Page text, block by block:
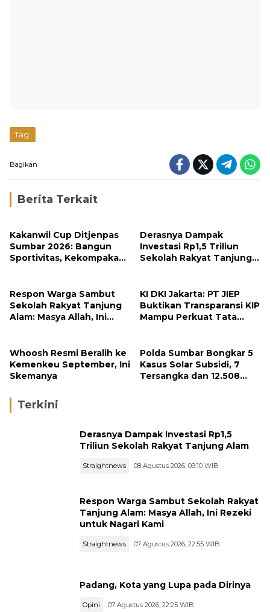
Tag:
Bagikan
Berita Terkait
Kakanwil Cup Ditjenpas
Sumbar 2026: Bangun
Sportivitas, Kekompakan
Derasnya Dampak
Investasi Rp1,5 Triliun
Sekolah Rakyat Tanjung
Respon Warga Sambut
Sekolah Rakyat Tanjung
Alam: Masya Allah, Ini
KI DKI Jakarta: PT JIEP
Buktikan Transparansi KIP
Mampu Perkuat Tata
Whoosh Resmi Beralih ke
Kemenkeu September, Ini
Skemanya
Polda Sumbar Bongkar 5
Kasus Solar Subsidi, 7
Tersangka dan 12.508
Terkini
Derasnya Dampak Investasi Rp1,5
Triliun Sekolah Rakyat Tanjung Alam
Straightnews 08 Agustus 2026, 09:10 WIB
Respon Warga Sambut Sekolah Rakyat
Tanjung Alam: Masya Allah, Ini Rezeki
untuk Nagari Kami
Straightnews 07 Agustus 2026, 22:55 WIB
Padang, Kota yang Lupa pada Dirinya
Opini 07 Agustus 2026, 22:25 WIB